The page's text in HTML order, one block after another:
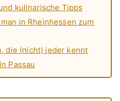
kulinarische Tipps
in Rheinhessen zum
die (nicht) jeder kennt
Passau